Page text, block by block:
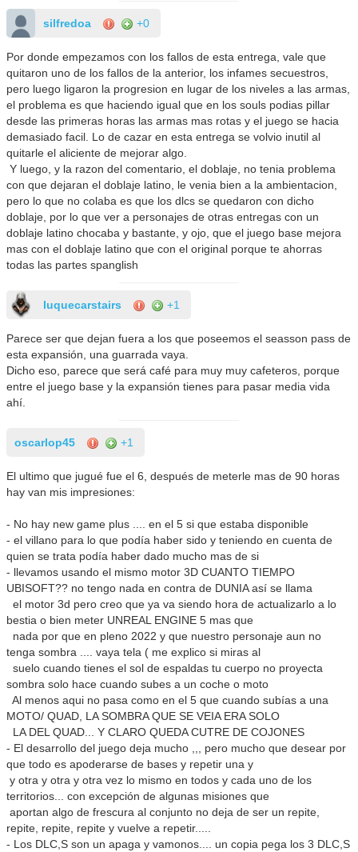
silfredoa +0
Por donde empezamos con los fallos de esta entrega, vale que
quitaron uno de los fallos de la anterior, los infames secuestros,
pero luego ligaron la progresion en lugar de los niveles a las armas,
el problema es que haciendo igual que en los souls podias pillar
desde las primeras horas las armas mas rotas y el juego se hacia
demasiado facil. Lo de cazar en esta entrega se volvio inutil al
quitarle el aliciente de mejorar algo.
Y luego, y la razon del comentario, el doblaje, no tenia problema
con que dejaran el doblaje latino, le venia bien a la ambientacion,
pero lo que no colaba es que los dlcs se quedaron con dicho
doblaje, por lo que ver a personajes de otras entregas con un
doblaje latino chocaba y bastante, y ojo, que el juego base mejora
mas con el doblaje latino que con el original porque te ahorras
todas las partes spanglish
luquecarstairs +1
Parece ser que dejan fuera a los que poseemos el seasson pass de
esta expansión, una guarrada vaya.
Dicho eso, parece que será café para muy muy cafeteros, porque
entre el juego base y la expansión tienes para pasar media vida
ahí.
oscarlop45 +1
El ultimo que jugué fue el 6, después de meterle mas de 90 horas
hay van mis impresiones:
- No hay new game plus .... en el 5 si que estaba disponible
- el villano para lo que podía haber sido y teniendo en cuenta de
quien se trata podía haber dado mucho mas de si
- llevamos usando el mismo motor 3D CUANTO TIEMPO
UBISOFT?? no tengo nada en contra de DUNIA así se llama
el motor 3d pero creo que ya va siendo hora de actualizarlo a lo
bestia o bien meter UNREAL ENGINE 5 mas que
nada por que en pleno 2022 y que nuestro personaje aun no
tenga sombra .... vaya tela ( me explico si miras al
suelo cuando tienes el sol de espaldas tu cuerpo no proyecta
sombra solo hace cuando subes a un coche o moto
Al menos aqui no pasa como en el 5 que cuando subías a una
MOTO/ QUAD, LA SOMBRA QUE SE VEIA ERA SOLO
LA DEL QUAD... Y CLARO QUEDA CUTRE DE COJONES
- El desarrollo del juego deja mucho ,,, pero mucho que desear por
que todo es apoderarse de bases y repetir una y
y otra y otra y otra vez lo mismo en todos y cada uno de los
territorios... con excepción de algunas misiones que
aportan algo de frescura al conjunto no deja de ser un repite,
repite, repite, repite y vuelve a repetir.....
- Los DLC,S son un apaga y vamonos.... un copia pega los 3 DLC,S